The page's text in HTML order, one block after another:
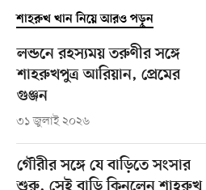
শাহরুখ খান নিয়ে আরও পড়ুন
লন্ডনে রহস্যময় তরুণীর সঙ্গে
শাহরুখপুত্র আরিয়ান, প্রেমের
গুঞ্জন
৩১ জুলাই ২০২৬
গৌরীর সঙ্গে যে বাড়িতে সংসার